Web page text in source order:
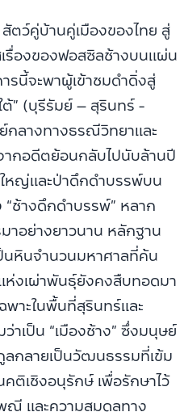
ตว์คู่บ้านคู่เมืองของไทย สู่
รื่องของฟอสซิลช้างบนแผ่น
รนี้จะพาผู้เข้าชมดำดิ่งสู่
” (บุรีรัมย์ – สุรินทร์ -
ลางทางธรณีวิทยาและ
ากอดีตย้อนกลับไปนับล้านปี
ญ่และป่าดึกดำบรรพ์บน
ช้างดึกดำบรรพ์” หลาก
อย่างยาวนาน หลักฐาน
นหินจำนวนมหาศาลที่ค้น
งเผ่าพันธุ์ยังคงสืบทอดมา
พาะในพื้นที่สุรินทร์และ
าเป็น “เมืองช้าง” ซึ่งมนุษย์
ลกลายเป็นวัฒนธรรมที่เข้ม
ติเชิงอนุรักษ์ เพื่อรักษาไว้
ณี และความสมดุลทาง